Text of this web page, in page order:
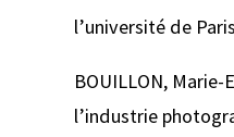
l’université de
BOUILLON, Marie-
l’industrie